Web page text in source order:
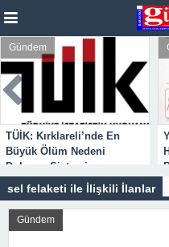
Gündem
Yaşlı ve Engelli Aylıkları
Hesaplara Yatırılmaya
Başlandı
sel felaketi ile İlişkili İlanlar
Gündem